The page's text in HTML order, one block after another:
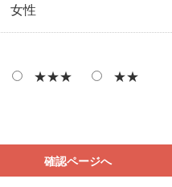
女性
★★★
★★
確認ページへ